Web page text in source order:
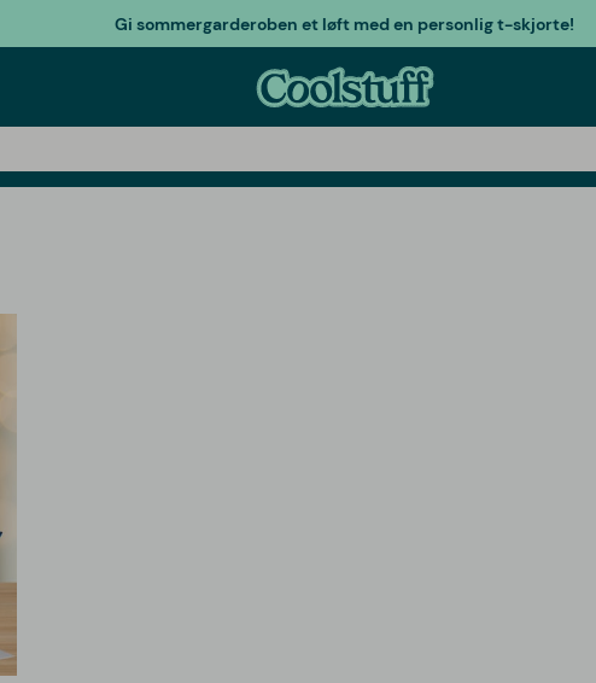
Gi sommergarderoben et løft med en personlig t-skjorte!